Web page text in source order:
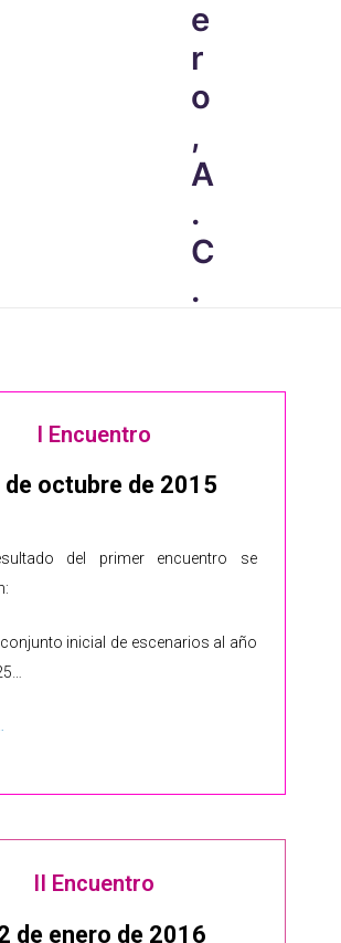
e
r
o
,
A
.
C
.
I Encuentro
de octubre de 2015
del primer encuentro se
inicial de escenarios al año
II Encuentro
de enero de 2016